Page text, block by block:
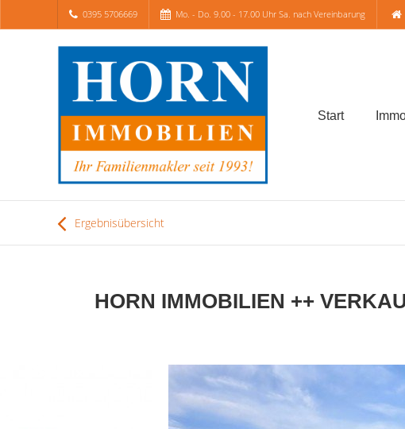
0395 5706669 Mo. - Do. 9.00 - 17.00 Uhr Sa. nach Vereinbarung
Start
Ergebnisübersicht
HORN IMMOBILIEN ++